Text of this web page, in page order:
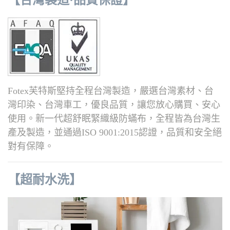
Fotex芙特斯堅持全程台灣製造，嚴選台灣素材、台
灣印染、台灣車工，優良品質，讓您放心購買、安心
使用。 新一代超舒眠緊織級防蟎布，全程皆為台灣生
產及製造，並通過ISO 9001:2015認證，品質和安全絕
對有保障。
【超耐水洗】